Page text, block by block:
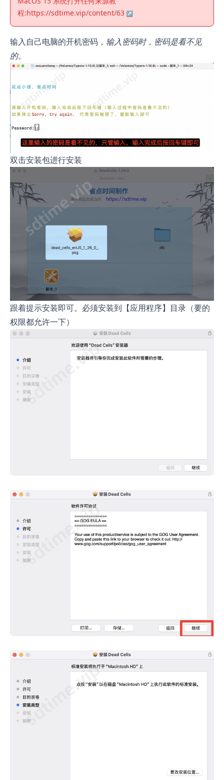
程:https://sdtime.vip/content/63
输入自己电脑的开机密码， 输入密码时，密码是看不见
的。
双击安装包进行安装
跟着提示安装即可。必须安装到【应用程序】目录（要的
权限都允许一下）